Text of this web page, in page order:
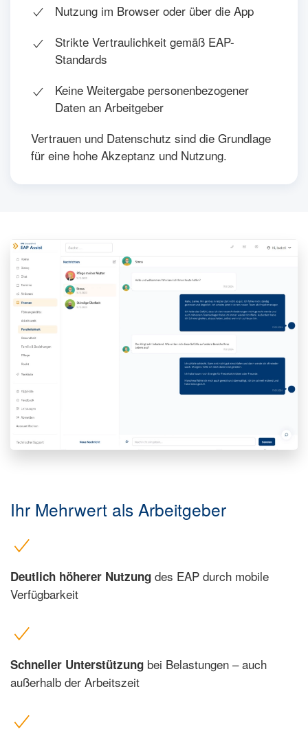
Nutzung im Browser oder über die App
Strikte Vertraulichkeit gemäß EAP-
Standards
Keine Weitergabe personenbezogener
Daten an Arbeitgeber
Vertrauen und Datenschutz sind die Grundlage
für eine hohe Akzeptanz und Nutzung.
Ihr Mehrwert als Arbeitgeber
Deutlich höherer Nutzung des EAP durch mobile
Verfügbarkeit
Schneller Unterstützung bei Belastungen – auch
außerhalb der Arbeitszeit